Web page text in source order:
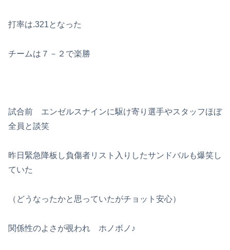
打率は.321となった
チームは７－２で楽勝
試合前 エンゼルスナインに駆け寄り選手やスタッフほぼ
全員と談笑
昨日緊急降板し負傷者リスト入りしたサンドバルも爆笑し
ていた
（どうなったかと思っていたがチョット安心）
関係性のよさが覗われ ホノボノ♪